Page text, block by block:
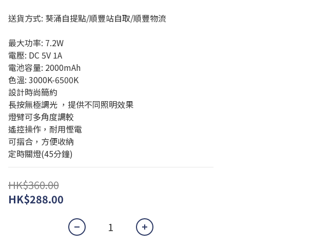
送貨方式: 葵涌自提點/順豐站自取/順豐物流
最大功率: 7.2W
電壓: DC 5V 1A
電池容量: 2000mAh
色溫: 3000K-6500K
設計時尚簡約​
長按無極調光 ，提供不同照明效果
燈臂可多角度調較
遙控操作，耐用慳電
可摺合，方便收納
定時關燈(45分鐘)
HK$360.00
HK$288.00